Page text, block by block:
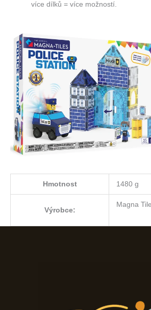
více dílků = více možností.
Hmotnost 1480 g
Výrobce:
Magna